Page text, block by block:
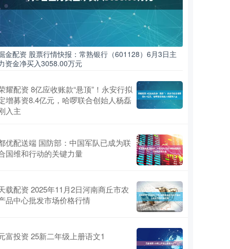
金配资 股票行情快报：常熟银行（601128）6月3日主
资金净买入3058.00万元
耀配资 8亿应收账款“悬顶”！永安行拟
增募资8.4亿元，哈啰联合创始人杨磊
入主
优配送端 国防部：中国军队已成为联
国维和行动的关键力量
载配资 2025年11月2日河南商丘市农
品中心批发市场价格行情
富投资 25新二年级上册语文1